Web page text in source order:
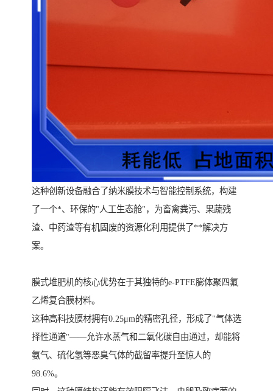
这种创新设备融合了纳米膜技术与智能控制系统，构建
了一个*、环保的"人工生态舱"，为畜禽粪污、果蔬残
渣、中药渣等有机固废的资源化利用提供了**解决方
案。
膜式堆肥机的核心优势在于其独特的e-PTFE膨体聚四氟
乙烯复合膜材料。
这种高科技膜材拥有0.25μm的精密孔径，形成了"气体选
择性通道"——允许水蒸气和二氧化碳自由通过，却能将
氨气、硫化氢等恶臭气体的截留率提升至惊人的
98.6%。